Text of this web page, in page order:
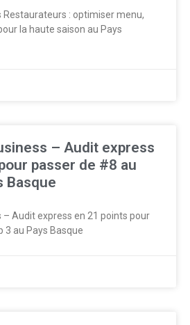
Restaurateurs : optimiser menu,
la haute saison au Pays
– Audit express
passer de #8 au
Basque
– Audit express en 21 points pour
3 au Pays Basque